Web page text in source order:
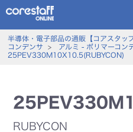
半導体・電子部品の通販【コアスタッ
コンデンサ > アルミ - ポリマーコン
25PEV330M10X10.5(RUBYCON)
RUBYCON